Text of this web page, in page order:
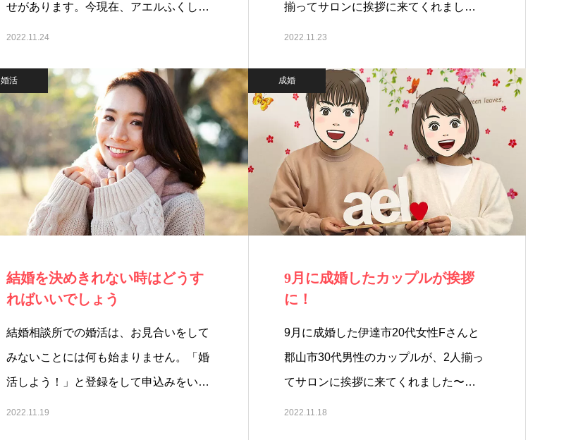
せがあります。今現在、アエルふくし
ま…
2022.11.24
揃ってサロンに挨拶に来てくれまし…
2022.11.23
婚活
結婚を決めきれない時はどうす
ればいいでしょう
結婚相談所での婚活は、お見合いをして
みないことには何も始まりません。「婚
活しよう！」と登録をして申込みをい
た…
2022.11.19
成婚
9月に成婚したカップルが挨拶
に！
9月に成婚した伊達市20代女性Fさんと
郡山市30代男性のカップルが、2人揃っ
てサロンに挨拶に来てくれました〜…
2022.11.18